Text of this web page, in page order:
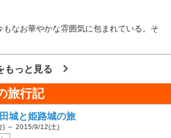
なお華やかな雰囲気に包まれている。そ
もっと見る
旅行記
城と姫路城の旅
) ～ 2015/9/12(土)